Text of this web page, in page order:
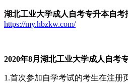
湖北工业大学成人自考专升本自考
https://my.hbzkw.com/
2020年8月湖北工业大学成人自考
1.首次参加自学考试的考生在注册